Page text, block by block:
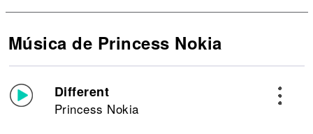
Música de Princess Nokia
Different
Princess Nokia